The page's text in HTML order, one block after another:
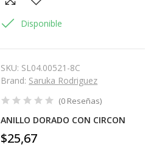
Disponible
SKU: SL04.00521-8C
Brand: Saruka Rodriguez
(0 Reseñas)
ANILLO DORADO CON CIRCON
$25,67